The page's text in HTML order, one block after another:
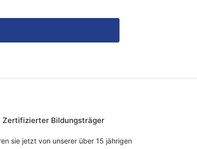
Zertifizierter Bildungsträger
sie jetzt von unserer über 15 jährigen